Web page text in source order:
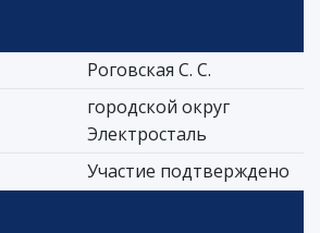
Роговская С. С.
городской округ
Электросталь
Участие подтверждено